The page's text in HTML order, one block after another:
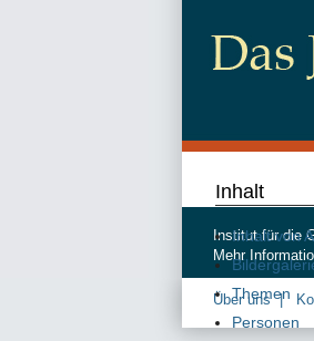
Inhalt
Inhalt von
Themen
Personen
Institut für die
Mehr
Über uns